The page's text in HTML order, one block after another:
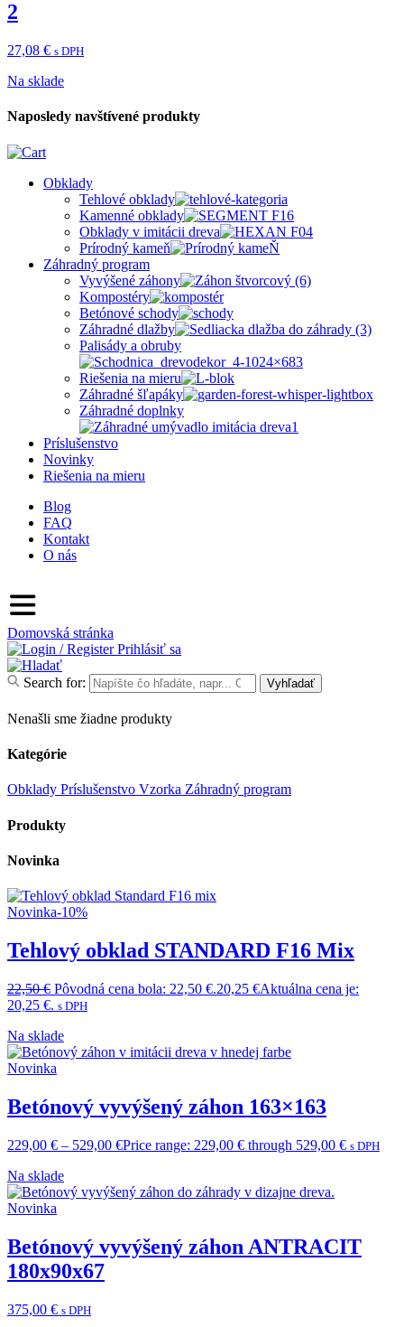
2
27,08 € s DPH
Na sklade
Naposledy navštívené produkty
Obklady
Tehlové obklady
Kamenné obklady
Obklady v imitácii dreva
Prírodný kameň
Záhradný program
Vyvýšené záhony
Kompostéry
Betónové schody
Záhradné dlažby
Palisády a obruby
Riešenia na mieru
Záhradné šľapáky
Záhradné doplnky
Príslušenstvo
Novinky
Riešenia na mieru
Blog
FAQ
Kontakt
O nás
Domovská stránka
Prihlásiť sa
Search for: Vyhľadať
Nenašli sme žiadne produkty
Kategórie
Obklady Príslušenstvo Vzorka Záhradný program
Produkty
Novinka
Novinka-10%
Tehlový obklad STANDARD F16 Mix
22,50€ Pôvodná cena bola: 22,50 €.20,25 €Aktuálna cena je:
20,25 €. s DPH
Na sklade
Novinka
Betónový vyvýšený záhon 163×163
229,00 € – 529,00 €Price range: 229,00 € through 529,00 € s DPH
Na sklade
Novinka
Betónový vyvýšený záhon ANTRACIT
180x90x67
375,00 € s DPH